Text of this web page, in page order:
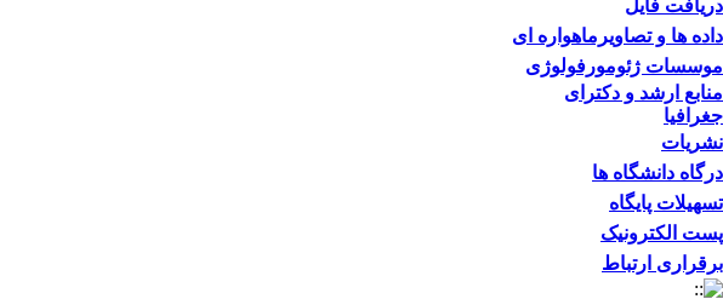
دریافت فایل
داده ها و تصاویرماهواره ای
موسسات ژئومورفولوژی
منابع ارشد و دکترای
جغرافیا
نشریات
درگاه دانشگاه ها
تسهیلات پایگاه
پست الکترونیک
برقراری ارتباط